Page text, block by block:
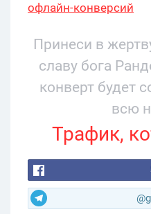
офлайн-конверсий
Принеси в
славу бога
конверт будет
всю
Трафик,